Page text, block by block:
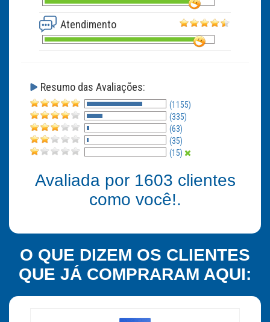
Atendimento
Resumo das Avaliações:
(1155)
(335)
(63)
(35)
(15)
Avaliada por 1603 clientes
como você!.
O QUE DIZEM OS CLIENTES
QUE JÁ COMPRARAM AQUI: